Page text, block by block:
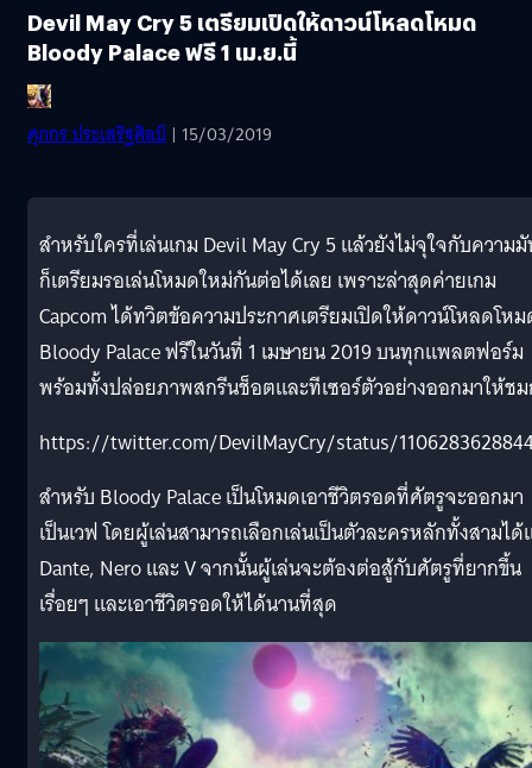
Devil May Cry 5 เตรียมเปิดให้ดาวน์โหลดโหมด
Bloody Palace ฟรี 1 เม.ย.นี้
ศุภกร ประเสริฐศิลป์ | 15/03/2019
สำหรับใครที่เล่นเกม Devil May Cry 5 แล้วยังไม่จุใจกับความ
ก็เตรียมรอเล่นโหมดใหม่กันต่อได้เลย เพราะล่าสุดค่ายเกม
Capcom ได้ทวิตข้อความประกาศเตรียมเปิดให้ดาวน์โหลดโห
Bloody Palace ฟรีในวันที่ 1 เมษายน 2019 บนทุกแพลตฟอร์ม
พร้อมทั้งปล่อยภาพสกรีนช็อตและทีเซอร์ตัวอย่างออกมาให้ช
https://twitter.com/DevilMayCry/status/
สำหรับ Bloody Palace เป็นโหมดเอาชีวิตรอดที่ศัตรูจะออกมา
เป็นเวฟ โดยผู้เล่นสามารถเลือกเล่นเป็นตัวละครหลักทั้งสามไ
Dante, Nero และ V จากนั้นผู้เล่นจะต้องต่อสู้กับศัตรูที่ยากขึ้น
เรื่อยๆ และเอาชีวิตรอดให้ได้นานที่สุด